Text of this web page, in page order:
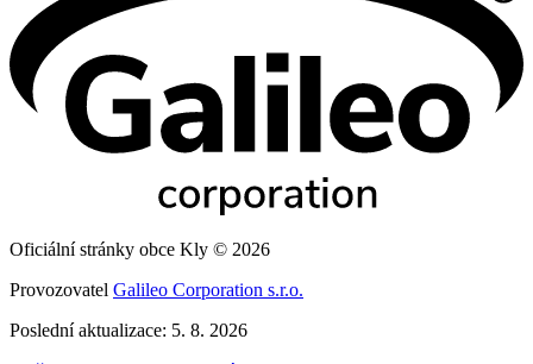
Oficiální stránky obce Kly © 2026
Provozovatel Galileo Corporation s.r.o.
Poslední aktualizace: 5. 8. 2026